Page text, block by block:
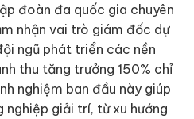
đoàn đa quốc gia chuyên
nhận vai trò giám đốc dự
ngũ phát triển các nền
thu tăng trưởng 150% chỉ
nghiệm ban đầu này giúp
nghiệp giải trí, từ xu hướng